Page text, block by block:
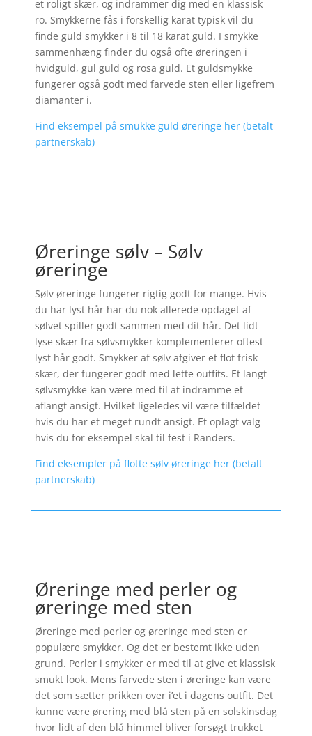
et roligt skær, og indrammer dig med en klassisk
ro. Smykkerne fås i forskellig karat typisk vil du
finde guld smykker i 8 til 18 karat guld. I smykke
sammenhæng finder du også ofte øreringen i
hvidguld, gul guld og rosa guld. Et guldsmykke
fungerer også godt med farvede sten eller ligefrem
diamanter i.
Find eksempel på smukke guld øreringe her (betalt
partnerskab)
Øreringe sølv – Sølv
øreringe
Sølv øreringe fungerer rigtig godt for mange. Hvis
du har lyst hår har du nok allerede opdaget af
sølvet spiller godt sammen med dit hår. Det lidt
lyse skær fra sølvsmykker komplementerer oftest
lyst hår godt. Smykker af sølv afgiver et flot frisk
skær, der fungerer godt med lette outfits. Et langt
sølvsmykke kan være med til at indramme et
aflangt ansigt. Hvilket ligeledes vil være tilfældet
hvis du har et meget rundt ansigt. Et oplagt valg
hvis du for eksempel skal til fest i Randers.
Find eksempler på flotte sølv øreringe her (betalt
partnerskab)
Øreringe med perler og
øreringe med sten
Øreringe med perler og øreringe med sten er
populære smykker. Og det er bestemt ikke uden
grund. Perler i smykker er med til at give et klassisk
smukt look. Mens farvede sten i øreringe kan være
det som sætter prikken over i’et i dagens outfit. Det
kunne være ørering med blå sten på en solskinsdag
hvor lidt af den blå himmel bliver forsøgt trukket